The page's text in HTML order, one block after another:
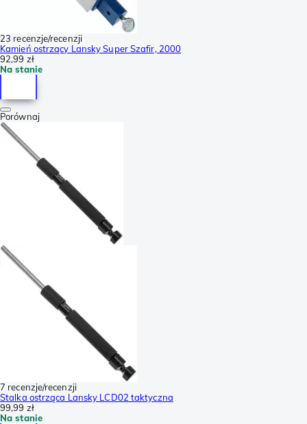
23 recenzje/recenzji
Kamień ostrzący Lansky Super Szafir, 2000
92,99 zł
Na stanie
Porównaj
7 recenzje/recenzji
Stalka ostrząca Lansky LCD02 taktyczna
99,99 zł
Na stanie